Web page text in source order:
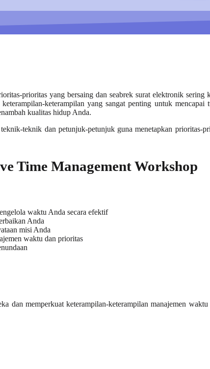
prioritas yang bersaing dan seabrek surat elektronik sering
keterampilan yang sangat penting untuk
kualitas hidup Anda.
teknik dan petunjuk-petunjuk guna menetapkan prioritas-
Time Management Workshop
waktu Anda secara efektif
Anda
misi Anda
waktu dan prioritas
dan memperkuat keterampilan-keterampilan manajemen